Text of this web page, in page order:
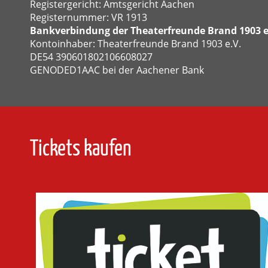
Registergericht: Amtsgericht Aachen
Registernummer: VR 1913
Bankverbindung der Theaterfreunde Brand 1903
Kontoinhaber: Theaterfreunde Brand 1903 e.V.
DE54 390601802106608027
GENODED1AAC bei der Aachener Bank
Tickets kaufen